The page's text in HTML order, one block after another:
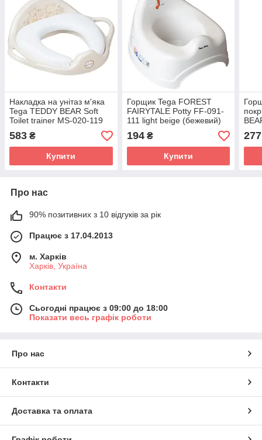
Накладка на унітаз м'яка
Tega TEDDY BEAR Soft
Toilet trainer MS-020-119
beige (бежевий)
583 ₴
Купити
Горщик Tega FOREST
FAIRYTALE Potty FF-091-
111 light beige (бежевий)
194₴
Купити
277
Про нас
90% позитивних з 10 відгуків за рік
Працює з 17.04.2013
м. Харків
Харків, Україна
Контакти
Сьогодні працює з 09:00 до 18:00
Показати весь графік роботи
Про нас
Контакти
Доставка та оплата